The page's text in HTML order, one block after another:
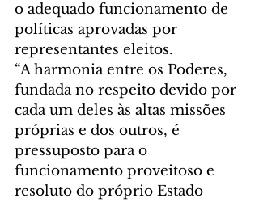
o adequado funcionamento de
políticas aprovadas por
representantes eleitos.
“A harmonia entre os Poderes,
fundada no respeito devido por
cada um deles às altas missões
próprias e dos outros, é
pressuposto para o
funcionamento proveitoso e
resoluto do próprio Estado